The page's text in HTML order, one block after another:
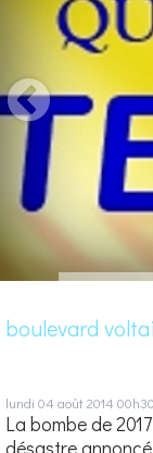
boulevard
lundi 04 août 2014 00h30
La bombe de
désastre